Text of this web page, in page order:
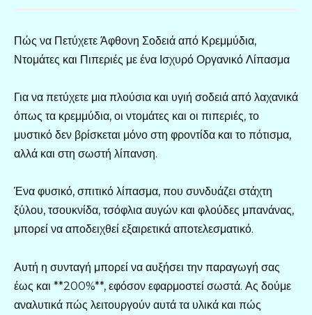
Πώς να Πετύχετε Άφθονη Σοδειά από Κρεμμύδια,
Ντομάτες και Πιπεριές με ένα Ισχυρό Οργανικό Λίπασμα
Για να πετύχετε μια πλούσια και υγιή σοδειά από λαχανικά
όπως τα κρεμμύδια, οι ντομάτες και οι πιπεριές, το
μυστικό δεν βρίσκεται μόνο στη φροντίδα και το πότισμα,
αλλά και στη σωστή λίπανση.
Ένα φυσικό, σπιτικό λίπασμα, που συνδυάζει στάχτη
ξύλου, τσουκνίδα, τσόφλια αυγών και φλούδες μπανάνας,
μπορεί να αποδειχθεί εξαιρετικά αποτελεσματικό.
Αυτή η συνταγή μπορεί να αυξήσει την παραγωγή σας
έως και **200%**, εφόσον εφαρμοστεί σωστά. Ας δούμε
αναλυτικά πώς λειτουργούν αυτά τα υλικά και πώς